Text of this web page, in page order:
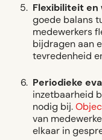
Flexibiliteit
goede balans
medewerkers
bijdragen aan
tevredenheid
Periodieke
inzetbaarheid
nodig bij.
van
elkaar in